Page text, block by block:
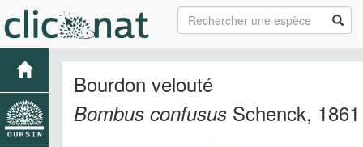
Bourdon velouté
Bombus confusus Schenck, 1861